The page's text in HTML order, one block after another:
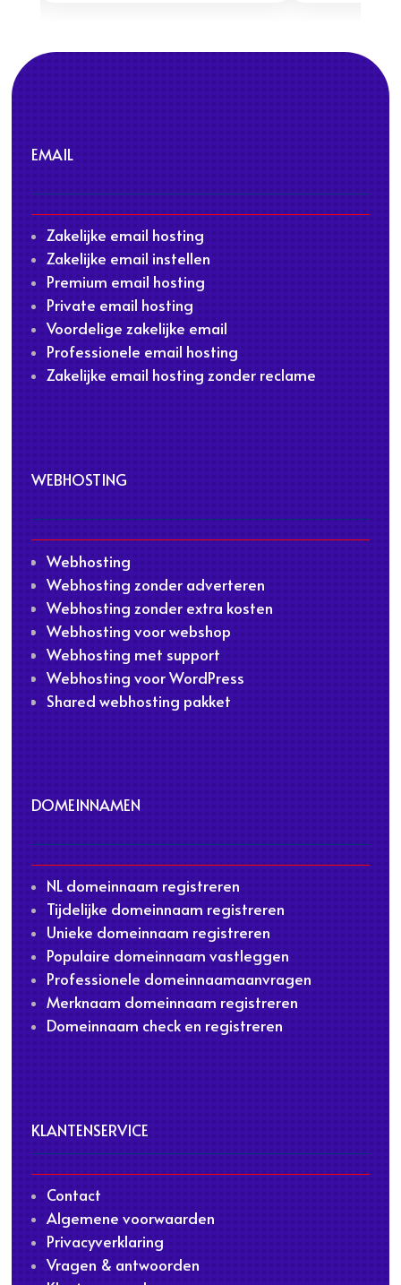
EMAIL
Zakelijke email hosting
Zakelijke email instellen
Premium email hosting
Private email hosting
Voordelige zakelijke email
Professionele email hosting
Zakelijke email hosting zonder reclame
WEBHOSTING
Webhosting
Webhosting zonder adverteren
Webhosting zonder extra kosten
Webhosting voor webshop
Webhosting met support
Webhosting voor WordPress
Shared webhosting pakket
DOMEINNAMEN
NL domeinnaam registreren
Tijdelijke domeinnaam registreren
Unieke domeinnaam registreren
Populaire domeinnaam vastleggen
Professionele domeinnaamaanvragen
Merknaam domeinnaam registreren
Domeinnaam check en registreren
KLANTENSERVICE
Contact
Algemene voorwaarden
Privacyverklaring
Vragen & antwoorden